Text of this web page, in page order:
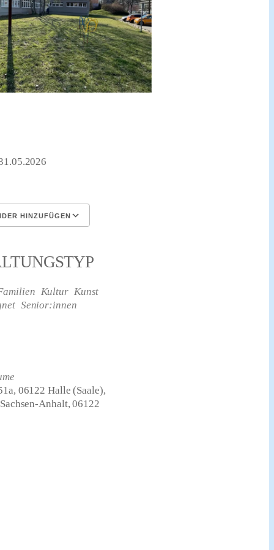
HINZUFÜGEN
Kultur Kunst
Senior:innen
06122 Halle (Saale),
Anhalt, 06122